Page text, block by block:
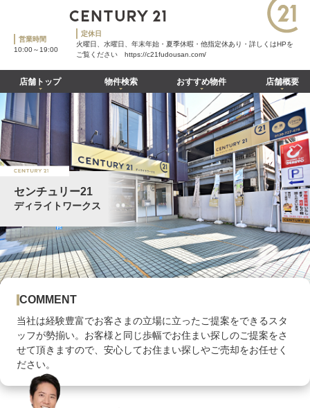
営業時間
10:00～19:00
定休日
火曜日、水曜日、年末年始・夏季休暇・他指定休あり・詳しくはHPを
ご覧ください https://c21fudousan.com/
店舗トップ 物件検索 おすすめ物件 店舗概要
センチュリー21
ディライトワークス
COMMENT
当社は経験豊富でお客さまの立場に立ったご提案をできるスタ
ッフが勢揃い。お客様と同じ歩幅でお住まい探しのご提案をさ
せて頂きますので、安心してお住まい探しやご売却をお任せく
ださい。